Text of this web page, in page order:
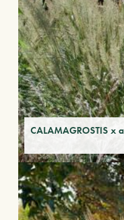
CALAMAGROSTIS x